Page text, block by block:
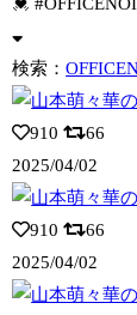
検索：
910
66
2025/04/02
910
66
2025/04/02